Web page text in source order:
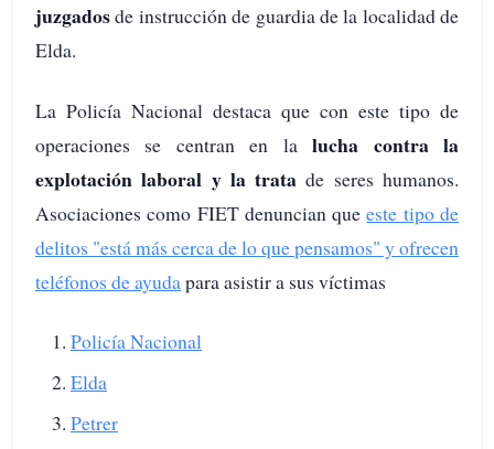
juzgadosde instrucción de guardia de la localidad de
Elda.
La Policía Nacional destaca que con este tipo de
operaciones se centran en lalucha contra la
explotación laboral y la trata de seres humanos.
Asociaciones como FIET denuncian queeste tipo de
delitos "está más cerca de lo que pensamos" y ofrecen
teléfonos de ayudapara asistir a sus víctimas
Policía Nacional
Elda
Petrer